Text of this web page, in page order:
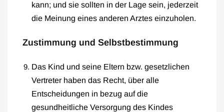
kann; und sie sollten in der Lage sein, jederzeit
die Meinung eines anderen Arztes einzuholen.
Zustimmung und Selbstbestimmung
Das Kind und seine Eltern bzw. gesetzlichen
Vertreter haben das Recht, über alle
Entscheidungen in bezug auf die
gesundheitliche Versorgung des Kindes